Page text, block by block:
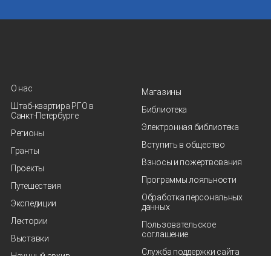
О нас
Штаб-квартира РГО в
Санкт‑Петербурге
Регионы
Гранты
Проекты
Путешествия
Экспедиции
Лектории
Выставки
Магазины
Библиотека
Электронная библиотека
Вступить в общество
Взносы и пожертвования
Программы лояльности
Обработка персональных
данных
Пользовательское
соглашение
Служба поддержки сайта